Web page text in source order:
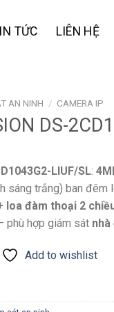
TỨC LIÊN HỆ
AN NINH / CAMERA IP
DS-
LIUF/SL:
sáng trắng) ban đêm
loa đàm thoại 2
phù hợp giám sát
Add to wishlist